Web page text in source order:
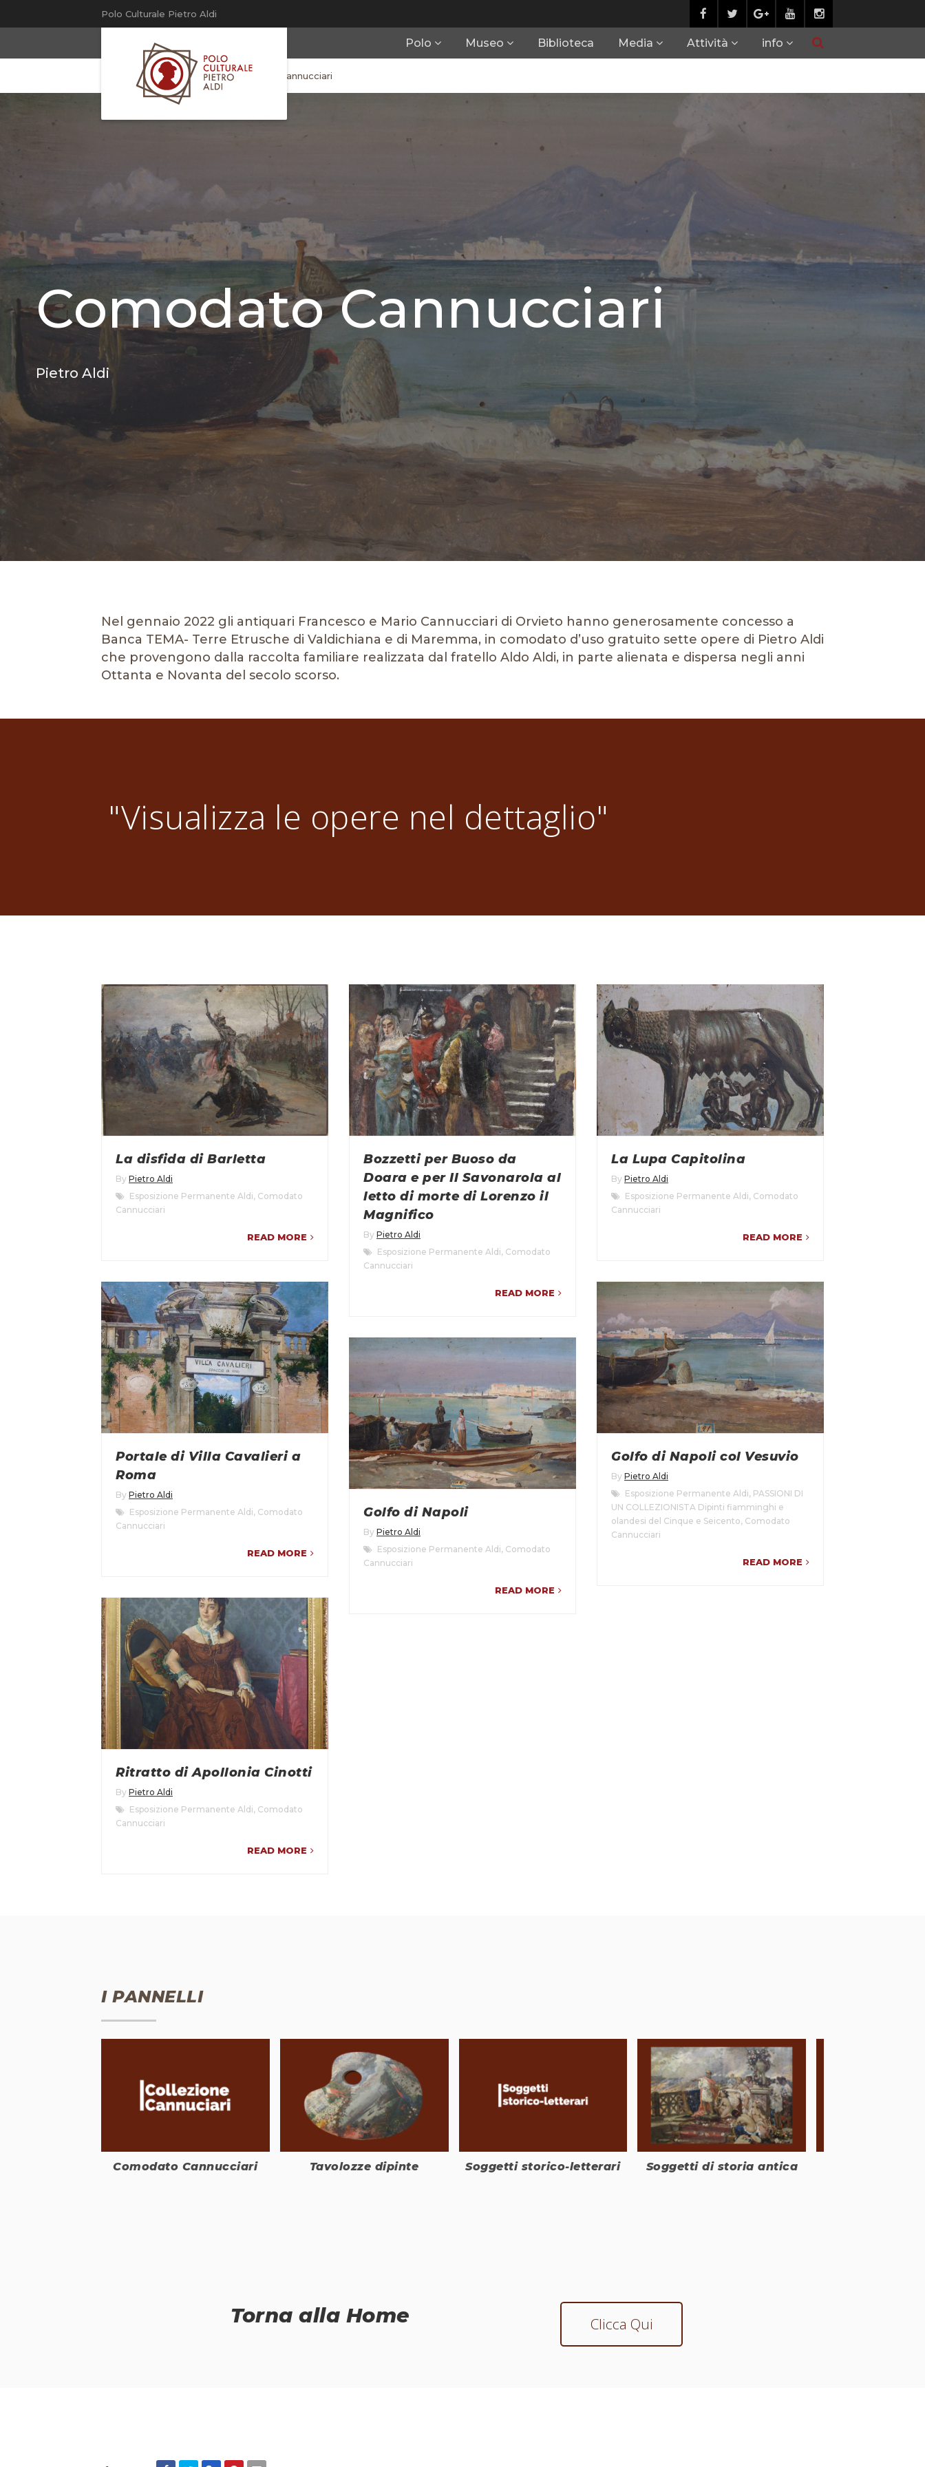
Polo Culturale Pietro Aldi
Polo Museo Biblioteca Media Attività info
Polo Culturale Pietro Aldi>Comodato Cannucciari
Comodato Cannucciari
Pietro Aldi
Nel gennaio 2022 gli antiquari Francesco e Mario Cannucciari di Orvieto hanno generosamente concesso a
Banca TEMA- Terre Etrusche di Valdichiana e di Maremma, in comodato d’uso gratuito sette opere di Pietro Aldi
che provengono dalla raccolta familiare realizzata dal fratello Aldo Aldi, in parte alienata e dispersa negli anni
Ottanta e Novanta del secolo scorso.
"Visualizza le opere nel dettaglio"
La disfida di Barletta
By Pietro Aldi
Esposizione Permanente Aldi, Comodato
Cannucciari
READ MORE
Bozzetti per Buoso da
Doara e per Il Savonarola al
letto di morte di Lorenzo il
Magnifico
By Pietro Aldi
Esposizione Permanente Aldi, Comodato
Cannucciari
READ MORE
La Lupa Capitolina
By Pietro Aldi
Esposizione Permanente Aldi, Comodato
Cannucciari
READ MORE
Portale di Villa Cavalieri a
Roma
By Pietro Aldi
Esposizione Permanente Aldi, Comodato
Cannucciari
READ MORE
Golfo di Napoli col Vesuvio
By Pietro Aldi
Esposizione Permanente Aldi, PASSIONI DI
UN COLLEZIONISTA Dipinti fiamminghi e
olandesi del Cinque e Seicento, Comodato
Cannucciari
READ MORE
Golfo di Napoli
By Pietro Aldi
Esposizione Permanente Aldi, Comodato
Cannucciari
READ MORE
Ritratto di Apollonia Cinotti
By Pietro Aldi
Esposizione Permanente Aldi, Comodato
Cannucciari
READ MORE
I PANNELLI
Comodato Cannucciari Tavolozze dipinte Soggetti storico-letterari Soggetti di storia antica
Torna alla Home Clicca Qui